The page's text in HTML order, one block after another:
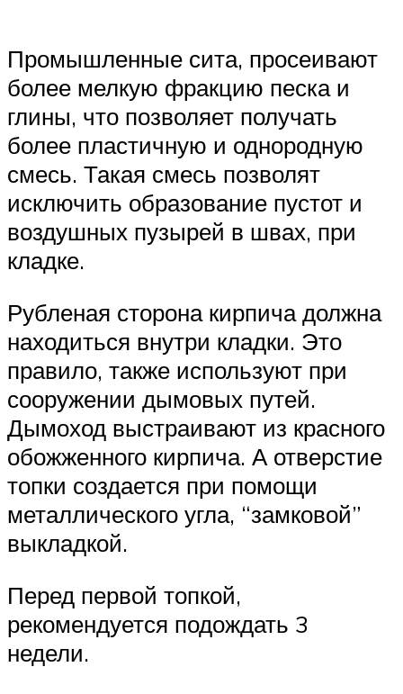
Промышленные сита, просеивают
более мелкую фракцию песка и
глины, что позволяет получать
более пластичную и однородную
смесь. Такая смесь позволят
исключить образование пустот и
воздушных пузырей в швах, при
кладке.
Рубленая сторона кирпича должна
находиться внутри кладки. Это
правило, также используют при
сооружении дымовых путей.
Дымоход выстраивают из красного
обожженного кирпича. А отверстие
топки создается при помощи
металлического угла, “замковой”
выкладкой.
Перед первой топкой,
рекомендуется подождать 3
недели.